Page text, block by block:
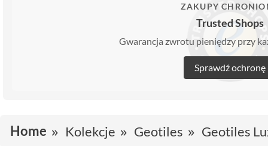
ZAKUPY
Trusted Shops
Gwarancja zwrotu pieniędzy przy
Sprawdź ochronę
Home Kolekcje Geotiles Geotiles